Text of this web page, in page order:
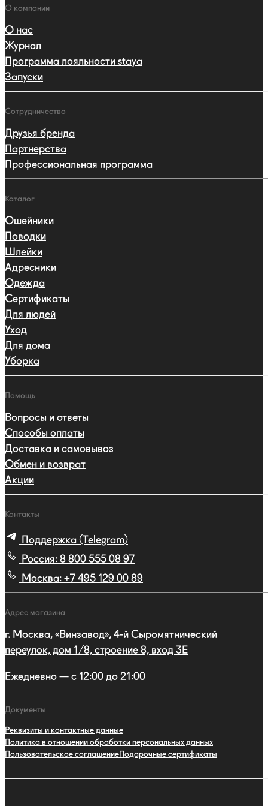
О компании
О нас
Журнал
Программа лояльности staya
Запуски
Сотрудничество
Друзья бренда
Партнерства
Профессиональная программа
Каталог
Ошейники
Поводки
Шлейки
Адресники
Одежда
Сертификаты
Для людей
Уход
Для дома
Уборка
Помощь
Вопросы и ответы
Способы оплаты
Доставка и самовывоз
Обмен и возврат
Акции
Контакты
Поддержка (Telegram)
Россия: 8 800 555 08 97
Москва: +7 495 129 00 89
Адрес магазина
г. Москва, «Винзавод», 4-й Сыромятнический
переулок, дом 1/8, строение 8, вход 3E
Ежедневно — с 12:00 до 21:00
Документы
Реквизиты и контактные данные
Политика в отношении обработки персональных данных
Пользовательское соглашениеПодарочные сертификаты